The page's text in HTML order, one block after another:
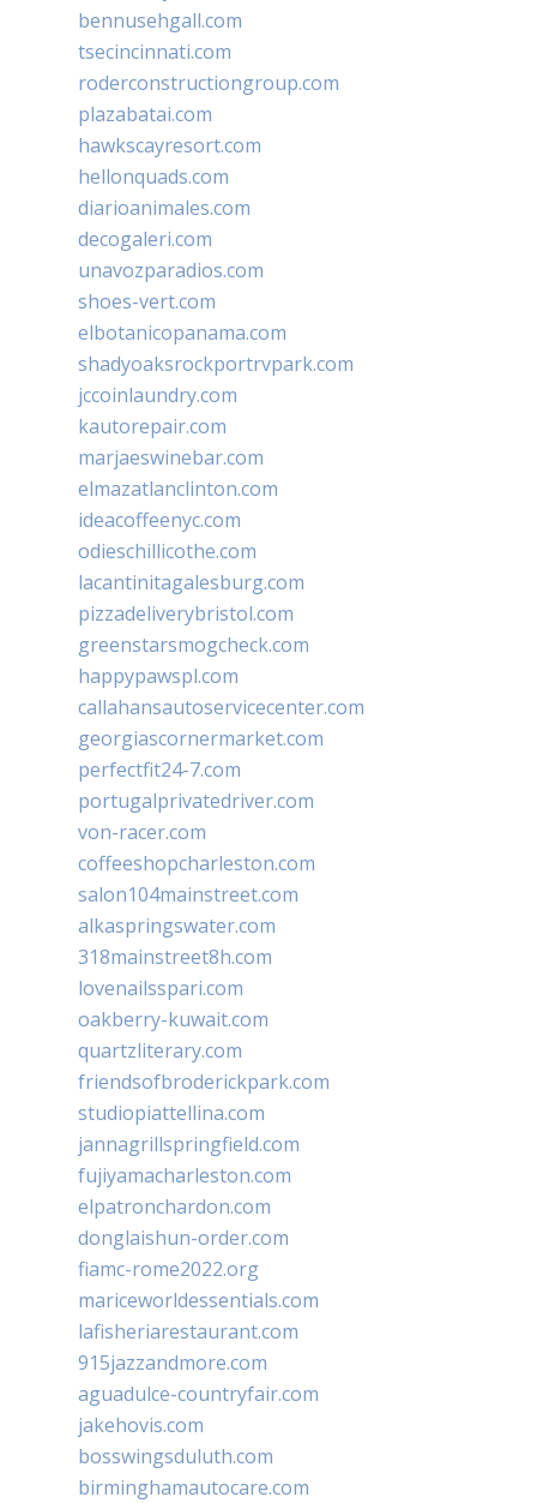
bennusehgall.com
tsecincinnati.com
roderconstructiongroup.com
plazabatai.com
hawkscayresort.com
hellonquads.com
diarioanimales.com
decogaleri.com
unavozparadios.com
shoes-vert.com
elbotanicopanama.com
shadyoaksrockportrvpark.com
jccoinlaundry.com
kautorepair.com
marjaeswinebar.com
elmazatlanclinton.com
ideacoffeenyc.com
odieschillicothe.com
lacantinitagalesburg.com
pizzadeliverybristol.com
greenstarsmogcheck.com
happypawspl.com
callahansautoservicecenter.com
georgiascornermarket.com
perfectfit24-7.com
portugalprivatedriver.com
von-racer.com
coffeeshopcharleston.com
salon104mainstreet.com
alkaspringswater.com
318mainstreet8h.com
lovenailsspari.com
oakberry-kuwait.com
quartzliterary.com
friendsofbroderickpark.com
studiopiattellina.com
jannagrillspringfield.com
fujiyamacharleston.com
elpatronchardon.com
donglaishun-order.com
fiamc-rome2022.org
mariceworldessentials.com
lafisheriarestaurant.com
915jazzandmore.com
aguadulce-countryfair.com
jakehovis.com
bosswingsduluth.com
birminghamautocare.com